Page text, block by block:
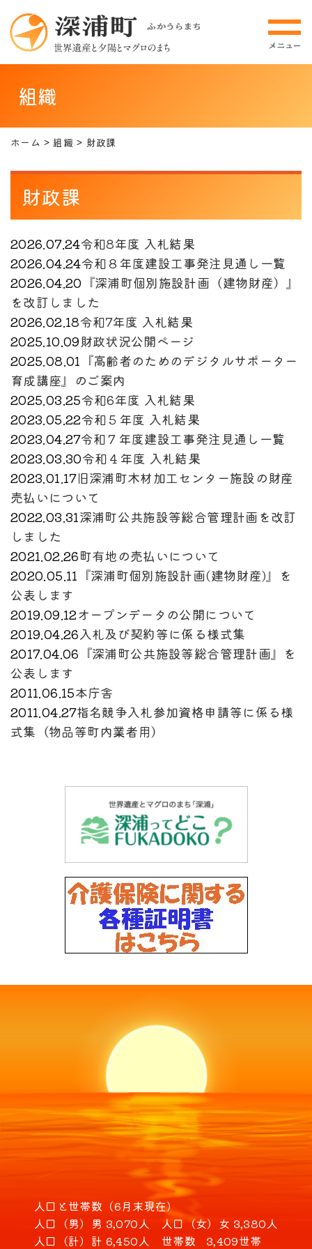
組織
ホーム 組織 財政課
財政課
2026.07.24令和8年度 入札結果
2026.04.24令和８年度建設工事発注見通し一覧
2026.04.20 『深浦町個別施設計画（建物財産）』
を改訂しました
2026.02.18令和7年度 入札結果
2025.10.09財政状況公開ページ
2025.08.01 『高齢者のためのデジタルサポーター
育成講座』のご案内
2025.03.25令和6年度 入札結果
2023.05.22令和５年度 入札結果
2023.04.27令和７年度建設工事発注見通し一覧
2023.03.30令和４年度 入札結果
2023.01.17旧深浦町木材加工センター施設の財産
売払いについて
2022.03.31深浦町公共施設等総合管理計画を改訂
しました
2021.02.26町有地の売払いについて
2020.05.11 『深浦町個別施設計画(建物財産)』を
公表します
2019.09.12オープンデータの公開について
2019.04.26入札及び契約等に係る様式集
2017.04.06 『深浦町公共施設等総合管理計画』を
公表します
2011.06.15本庁舎
2011.04.27指名競争入札参加資格申請等に係る様
式集（物品等町内業者用）
人口と世帯数（6月末現在）
人口（男） 男 3,070人 人口（女） 女 3,380人
人口（計） 計 6,450人 世帯数 3,409世帯